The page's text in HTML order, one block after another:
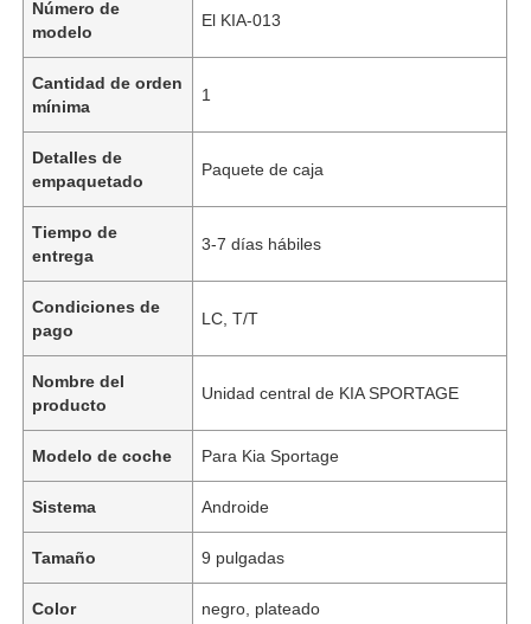
Número de
modelo
El KIA-013
Cantidad de orden
mínima
1
Detalles de
empaquetado
Paquete de caja
Tiempo de
entrega
3-7 días hábiles
Condiciones de
pago
LC, T/T
Nombre del
producto
Unidad central de KIA SPORTAGE
Modelo de coche Para Kia Sportage
Sistema Androide
Tamaño 9 pulgadas
Color negro, plateado